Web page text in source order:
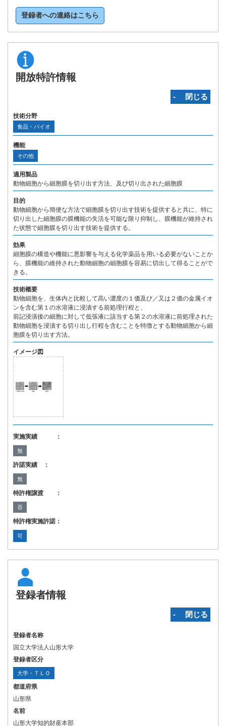
登録者への連絡はこちら
開放特許情報
‐ 閉じる
技術分野
食品・バイオ
機能
その他
適用製品
動物細胞から細胞膜を切り出す方法、及び切り出された細胞膜
目的
動物細胞から簡便な方法で細胞膜を切り出す技術を提供すると共に、特に
切り出した細胞膜の膜機能の失活を可能な限り抑制し、膜機能が維持され
た状態で細胞膜を切り出す技術を提供する。
効果
細胞膜の構造や機能に悪影響を与える化学薬品を用いる必要がないことか
ら、膜機能の維持された動物細胞の細胞膜を容易に切出して得ることがで
きる。
技術概要
動物細胞を、生体内と比較して高い濃度の１価及び／又は２価の金属イオ
ンを含む第１の水溶液に浸漬する前処理行程と、
前記浸漬後の細胞に対して低張液に該当する第２の水溶液に前処理された
動物細胞を浸漬する切り出し行程を含むことを特徴とする動物細胞から細
胞膜を切り出す方法。
イメージ図
実施実績 ：
無
許諾実績 ：
無
特許権譲渡 ：
否
特許権実施許諾：
可
登録者情報
‐ 閉じる
登録者名称
国立大学法人山形大学
登録者区分
大学・ＴＬＯ
都道府県
山形県
名前
山形大学知的財産本部